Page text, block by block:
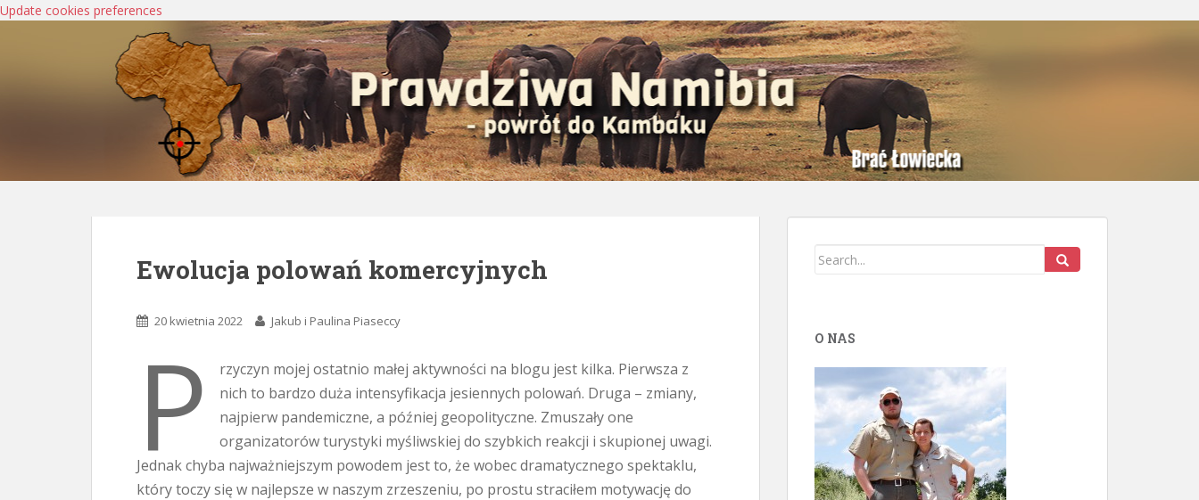
Update cookies preferences
Ewolucja polowań komercyjnych
20 kwietnia 2022 Jakub i Paulina Piaseccy
P
rzyczyn mojej ostatnio małej aktywności na blogu jest kilka. Pierwsza z
nich to bardzo duża intensyfikacja jesiennych polowań. Druga – zmiany,
najpierw pandemiczne, a później geopolityczne. Zmuszały one
organizatorów turystyki myśliwskiej do szybkich reakcji i skupionej uwagi.
Jednak chyba najważniejszym powodem jest to, że wobec dramatycznego spektaklu,
który toczy się w najlepsze w naszym zrzeszeniu, po prostu straciłem motywację do
O NAS